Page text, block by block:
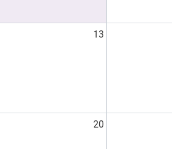
13
20